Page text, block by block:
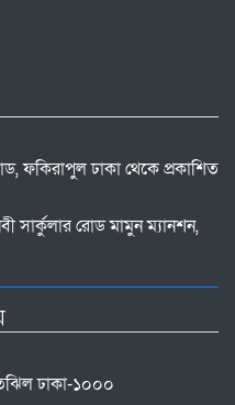
ফকিরাপুল ঢাকা থেকে প্রকাশিত
সার্কুলার রোড মামুন ম্যানশন,
ঢাকা-১০০০